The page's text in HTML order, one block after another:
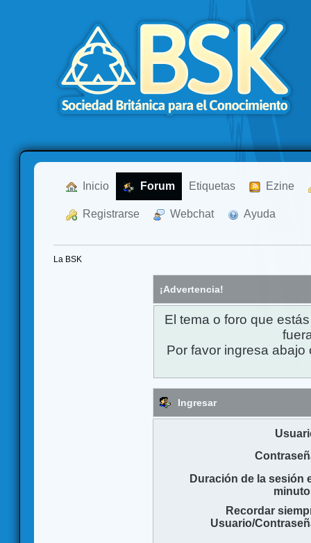
Inicio Forum Etiquetas Ezine
Registrarse Webchat Ayuda
La BSK
¡Advertencia!
El tema o foro que
Por favor ingresa
Ingresar
Duración de la sesión
Recordar
Usuario/